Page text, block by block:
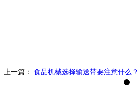
上一篇： 食品机械选择输送带要注意什么？